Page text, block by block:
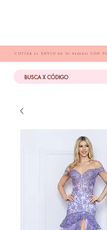
COTIZA el ENVIO de tu pedido CON